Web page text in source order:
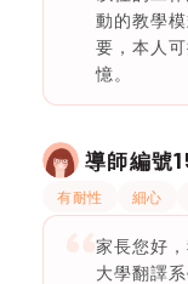
動的教學
要，本人
憶。
導師編號
有耐性 細心
家長您好
大學翻譯